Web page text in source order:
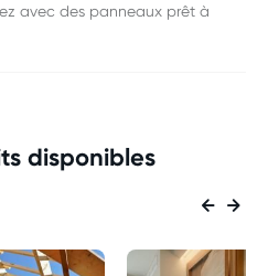
avec des panneaux prêt à
disponibles